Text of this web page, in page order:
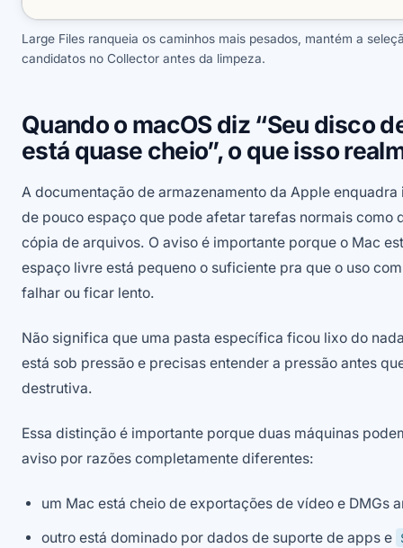
Large Files ranqueia os caminhos mais pesados, mantém a
candidatos no Collector antes da limpeza.
Quando o macOS diz “Seu disco
está quase cheio”, o que isso
A documentação de armazenamento da Apple
de pouco espaço que pode afetar tarefas normais como
cópia de arquivos. O aviso é importante porque o Mac
espaço livre está pequeno o suficiente pra que o uso
falhar ou ficar lento.
Não significa que uma pasta específica ficou lixo do
está sob pressão e precisas entender a pressão antes
destrutiva.
Essa distinção é importante porque duas máquinas
aviso por razões completamente diferentes:
um Mac está cheio de exportações de vídeo e DMGs
outro está dominado por dados de suporte de apps e